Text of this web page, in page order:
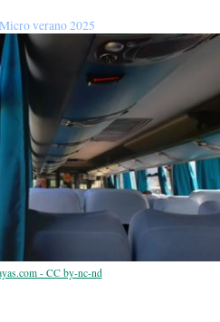
verano 2025
- CC by-nc-nd